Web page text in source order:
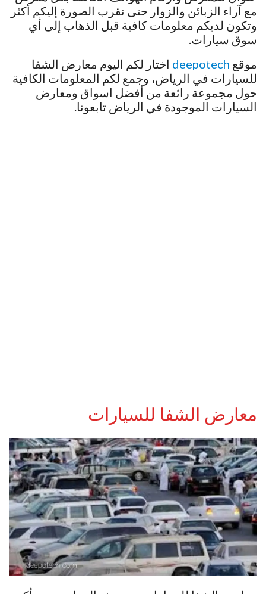
مع آراء الزبائن والزوار حتى نقرب الصورة إليكم أكثر
وتكون لديكم معلومات كافية قبل الذهاب إلى أي
سوق سيارات.
موقع deepotech اختار لكم اليوم معارض الشفا
للسيارات في الرياض، وجمع لكم المعلومات الكافية
حول مجموعة رائعة من أفضل اسواق ومعارض
السيارات الموجودة في الرياض تابعونا.
معارض الشفا للسيارات